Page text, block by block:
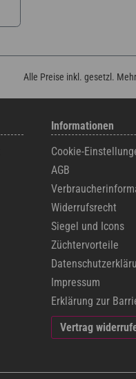
Alle Preise inkl. gesetzl.
Informationen
Cookie-
AGB
Widerrufsrecht
Siegel und Icons
Züchtervorteile
Impressum
Erklärung zur
Vertrag